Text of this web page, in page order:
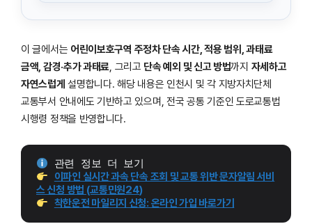
이 글에서는 어린이보호구역 주정차 단속 시간, 적용 범위, 과태료
금액, 감경·추가 과태료, 그리고 단속 예외 및 신고 방법까지 자세하고
자연스럽게 설명합니다. 해당 내용은 인천시 및 각 지방자치단체
교통부서 안내에도 기반하고 있으며, 전국 공통 기준인 도로교통법
시행령 정책을 반영합니다.
관련 정보 더 보기
이파인 실시간 과속 단속 조회 및 교통 위반 문자알림 서비
스 신청 방법 (교통민원24)
착한운전 마일리지 신청: 온라인 가입 바로가기